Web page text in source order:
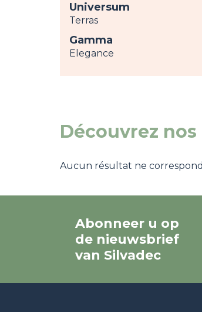
Universum
Terras
Gamma
Elegance
Découvrez
Aucun résultat ne
Abonneer u op
de nieuwsbrief
van Silvadec